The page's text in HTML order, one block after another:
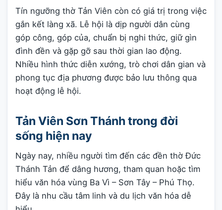
Tín ngưỡng thờ Tản Viên còn có giá trị trong việc
gắn kết làng xã. Lễ hội là dịp người dân cùng
góp công, góp của, chuẩn bị nghi thức, giữ gìn
đình đền và gặp gỡ sau thời gian lao động.
Nhiều hình thức diễn xướng, trò chơi dân gian và
phong tục địa phương được bảo lưu thông qua
hoạt động lễ hội.
Tản Viên Sơn Thánh trong đời
sống hiện nay
Ngày nay, nhiều người tìm đến các đền thờ Đức
Thánh Tản để dâng hương, tham quan hoặc tìm
hiểu văn hóa vùng Ba Vì – Sơn Tây – Phú Thọ.
Đây là nhu cầu tâm linh và du lịch văn hóa dễ